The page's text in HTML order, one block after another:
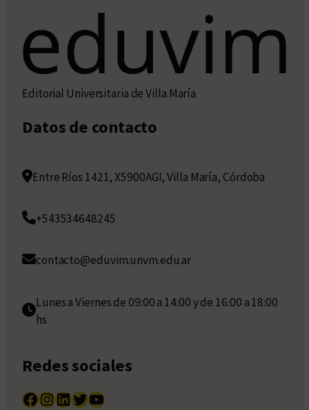
Editorial Universitaria de Villa María
Datos de contacto
Entre Ríos 1421, X5900AGI, Villa María, Córdoba
+543534648245
contacto@eduvim.unvm.edu.ar
Lunes a Viernes de 09:00 a 14:00 y de 16:00 a 18:00
hs
Redes sociales
Facebook InstagramLinkedIn Twitter YouTube